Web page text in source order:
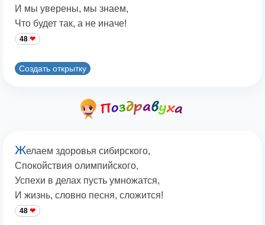
И мы уверены, мы знаем,
Что будет так, а не иначе!
48
Создать открытку
Желаем здоровья сибирского,
Спокойствия олимпийского,
Успехи в делах пусть умножатся,
И жизнь, словно песня, сложится!
48